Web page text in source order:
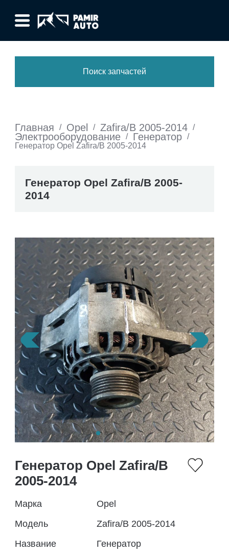
Поиск запчастей
Главная / Opel / Zafira/B 2005-2014 /
Электрооборудование / Генератор /
Генератор Opel Zafira/B 2005-2014
Генератор Opel Zafira/B 2005-
2014
Генератор Opel Zafira/B
2005-2014
Марка
Opel
Модель
Zafira/B 2005-2014
Название
Генератор